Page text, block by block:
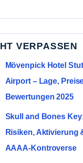
VERPASSEN
Mövenpick Hotel
Airport – Lage,
Bewertungen 2025
Skull and Bones
Risiken, Aktivierung
AAAA-Kontroverse